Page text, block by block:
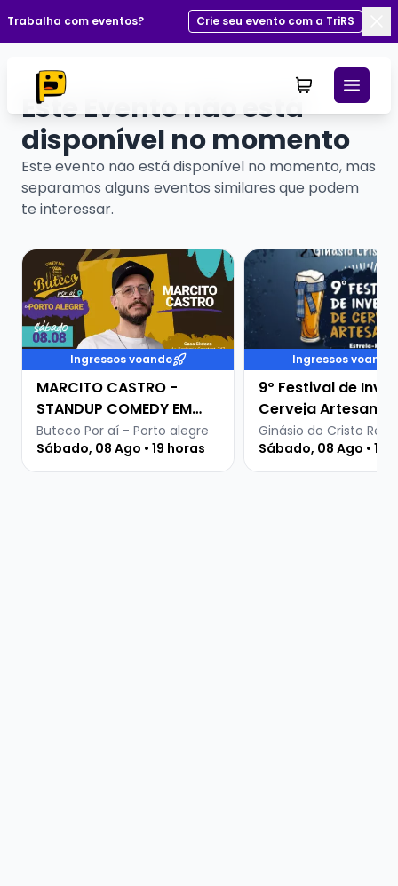
Trabalha com eventos?
Crie seu evento com a TriRS
Este Evento não está
disponível no momento
Este evento não está disponível no momento, mas
separamos alguns eventos similares que podem
te interessar.
Veja mais sobre MARCITO CASTRO - STANDUP
Ingressos voando
MARCITO CASTRO -
STANDUP COMEDY EM
PORTO ALEGRE
Buteco Por aí - Porto alegre
Sábado, 08 Ago • 19 horas
Veja mais sobre 9º
Ingressos voando
9º Festival de
Cerveja Artesanal
Ginásio do Cristo Rei -
Sábado, 08 Ago • 15